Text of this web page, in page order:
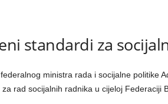
standardi za
ministra rada i socijalne politike
rad socijalnih radnika u cijeloj Federaciji